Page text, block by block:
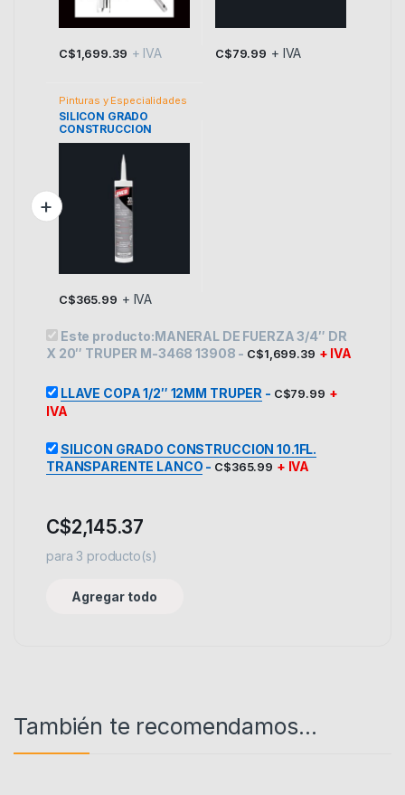
C$1,699.39 + IVA C$79.99 + IVA
Pinturas y Especialidades
SILICON GRADO
CONSTRUCCION
10.1FL.
TRANSPARENTE
C$365.99 + IVA
Este producto:MANERAL DE FUERZA 3/4″ DR
X 20″ TRUPER M-3468 13908 - C$1,699.39 + IVA
LLAVE COPA 1/2″ 12MM TRUPER - C$79.99 +
IVA
SILICON GRADO CONSTRUCCION 10.1FL.
TRANSPARENTE LANCO - C$365.99 + IVA
C$2,145.37
para 3 producto(s)
Agregar todo
También te recomendamos…